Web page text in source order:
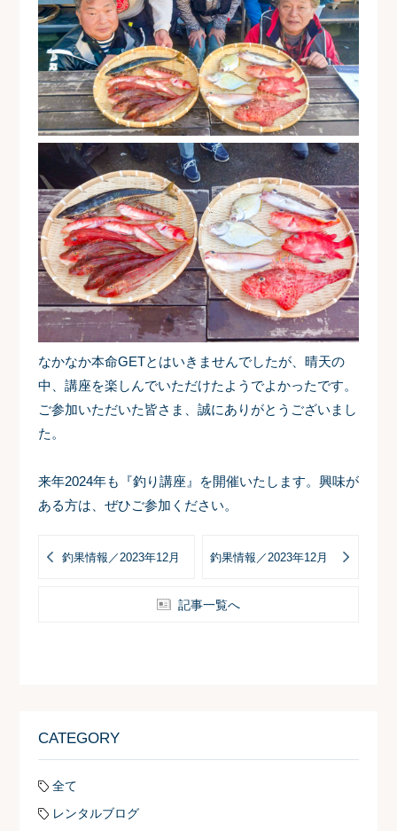
なかなか本命GETとはいきませんでしたが、晴天の
中、講座を楽しんでいただけたようでよかったです。
ご参加いただいた皆さま、誠にありがとうございまし
た。
来年2024年も『釣り講座』を開催いたします。興味が
ある方は、ぜひご参加ください。
釣果情報／2023年12月 釣果情報／2023年12月
記事一覧へ
CATEGORY
全て
レンタルブログ